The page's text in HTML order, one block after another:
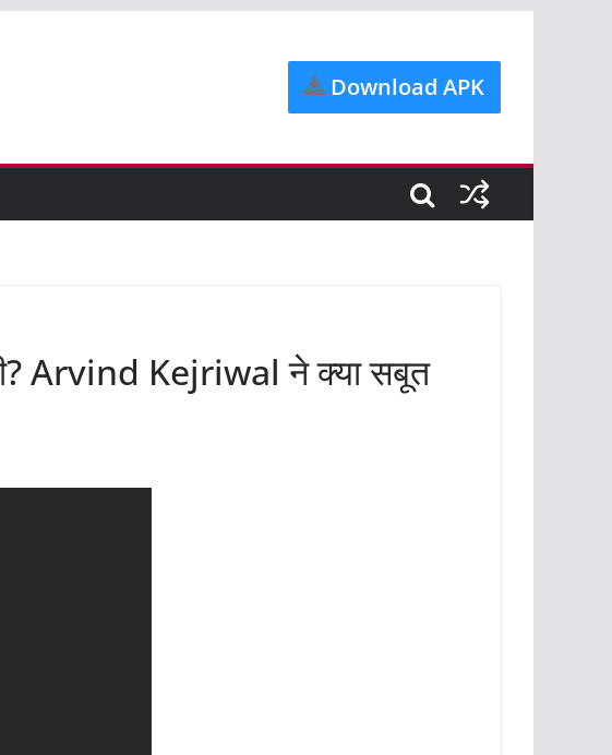
Download APK
Arvind Kejriwal ने क्या सबूत